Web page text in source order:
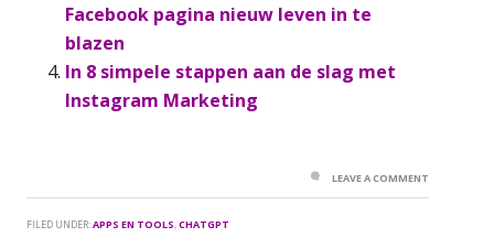
Facebook pagina nieuw leven in te
blazen
In 8 simpele stappen aan de slag met
Instagram Marketing
FILED UNDER:APPS EN TOOLS,CHATGPT
LEAVE A COMMENT